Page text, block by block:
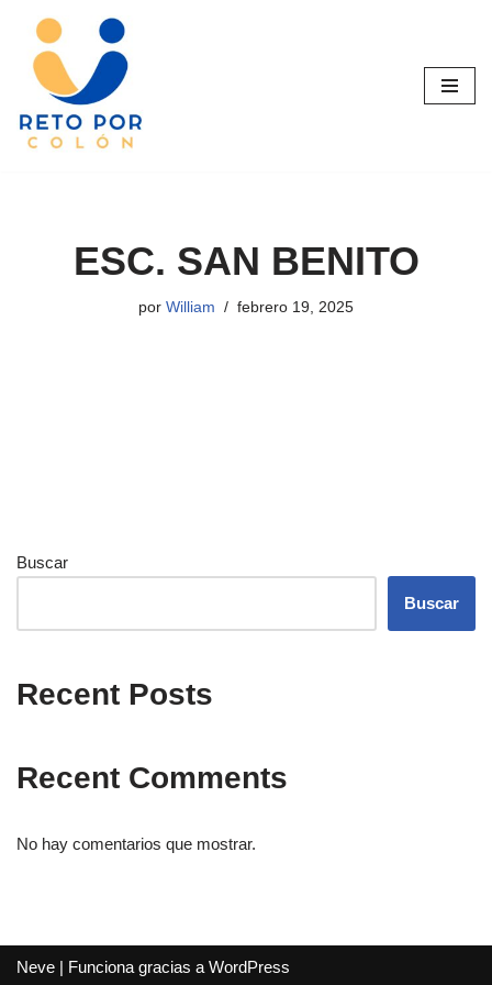
Saltar
contenido
ESC. SAN BENITO
por William febrero 19, 2025
Buscar
Buscar
Recent Posts
Recent Comments
No hay comentarios que mostrar.
Neve | Funciona gracias a WordPress